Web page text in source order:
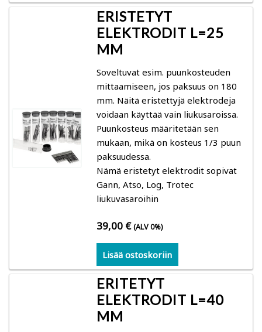
Merlin-tarvikkeet
Ilmankostutus, ilmankuivaus, paineistus, puhaltimet
Merlin-ilmankostuttimet
Ilmanpuhdistimet
Ilmankuivaus
Pientalojen hiukkassuodattimet
Tehoraksa rakennustarvikkeet
Koneet ja laitteet rakennuksille
Rakennus- ja sisustustuotteet
ERISTETYT
ELEKTRODIT L=25
MM
Soveltuvat esim. puunkosteuden
mittaamiseen, jos paksuus on 180
mm. Näitä eristettyjä elektrodeja
voidaan käyttää vain liukusaroissa.
Puunkosteus määritetään sen
mukaan, mikä on kosteus 1/3 puun
paksuudessa.
Nämä eristetyt elektrodit sopivat
Gann, Atso, Log, Trotec
liukuvasaroihin
39,00 € (ALV 0%)
Lisää ostoskoriin
ERITETYT
ELEKTRODIT L=40
MM